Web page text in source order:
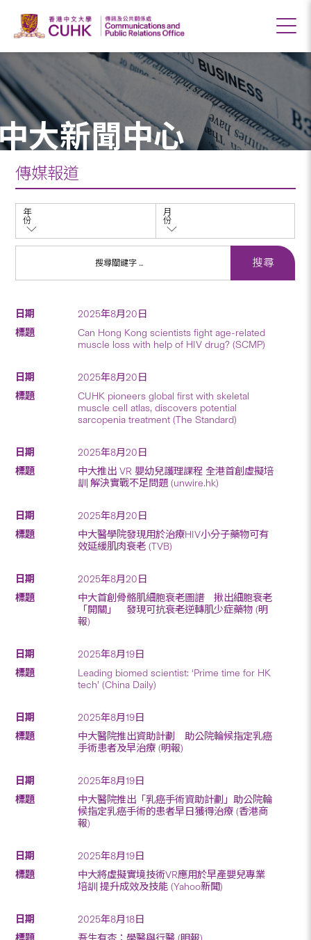
大新聞中心
傳媒報道
年
份
月
份
2025年8月20日
Can Hong Kong scientists fight age-related
muscle loss with help of HIV drug? (SCMP)
2025年8月20日
CUHK pioneers global first with skeletal
muscle cell atlas, discovers potential
sarcopenia treatment (The Standard)
2025年8月20日
中大推出 VR 嬰幼兒護理課程 全港首創虛擬培
訓 解決實戰不足問題 (unwire.hk)
2025年8月20日
中大醫學院發現用於治療HIV小分子藥物可有
效延緩肌肉衰老 (TVB)
2025年8月20日
中大首創骨骼肌細胞衰老圖譜 揪出細胞衰老
「開關」 發現可抗衰老逆轉肌少症藥物 (明
報)
2025年8月19日
Leading biomed scientist: ‘Prime time for HK
tech’ (China Daily)
2025年8月19日
中大醫院推出資助計劃 助公院輪候指定乳癌
手術患者及早治療 (明報)
2025年8月19日
中大醫院推出「乳癌手術資助計劃」助公院輪
候指定乳癌手術的患者早日獲得治療 (香港商
報)
2025年8月19日
中大將虛擬實境技術VR應用於早產嬰兒專業
培訓 提升成效及技能 (Yahoo新聞)
2025年8月18日